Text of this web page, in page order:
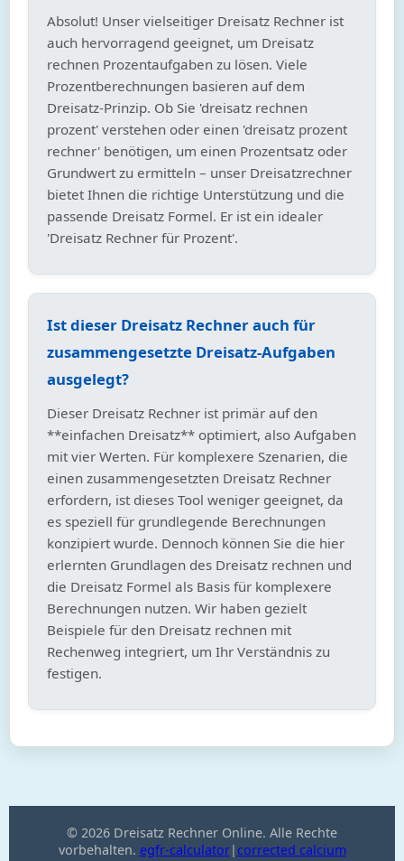
Absolut! Unser vielseitiger Dreisatz Rechner ist
auch hervorragend geeignet, um Dreisatz
rechnen Prozentaufgaben zu lösen. Viele
Prozentberechnungen basieren auf dem
Dreisatz-Prinzip. Ob Sie 'dreisatz rechnen
prozent' verstehen oder einen 'dreisatz prozent
rechner' benötigen, um einen Prozentsatz oder
Grundwert zu ermitteln – unser Dreisatzrechner
bietet Ihnen die richtige Unterstützung und die
passende Dreisatz Formel. Er ist ein idealer
'Dreisatz Rechner für Prozent'.
Ist dieser Dreisatz Rechner auch für
zusammengesetzte Dreisatz-Aufgaben
ausgelegt?
Dieser Dreisatz Rechner ist primär auf den
**einfachen Dreisatz** optimiert, also Aufgaben
mit vier Werten. Für komplexere Szenarien, die
einen zusammengesetzten Dreisatz Rechner
erfordern, ist dieses Tool weniger geeignet, da
es speziell für grundlegende Berechnungen
konzipiert wurde. Dennoch können Sie die hier
erlernten Grundlagen des Dreisatz rechnen und
die Dreisatz Formel als Basis für komplexere
Berechnungen nutzen. Wir haben gezielt
Beispiele für den Dreisatz rechnen mit
Rechenweg integriert, um Ihr Verständnis zu
festigen.
© 2026 Dreisatz Rechner Online. Alle Rechte
vorbehalten. egfr-calculator| corrected calcium